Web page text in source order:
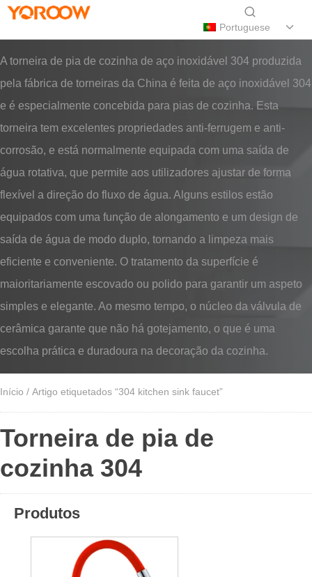
Portuguese
A torneira de pia de cozinha de aço inoxidável 304 produzida
pela fábrica de torneiras da China é feita de aço inoxidável 304
e é especialmente concebida para pias de cozinha. Esta
torneira tem excelentes propriedades anti-ferrugem e anti-
corrosão, e está normalmente equipada com uma saída de
água rotativa, que permite aos utilizadores ajustar de forma
flexível a direção do fluxo de água. Alguns estilos estão
equipados com uma função de alongamento e um design de
saída de água de modo duplo, tornando a limpeza mais
eficiente e conveniente. O tratamento da superfície é
maioritariamente escovado ou polido para garantir um aspeto
simples e elegante. Ao mesmo tempo, o núcleo da válvula de
cerâmica garante que não há gotejamento, o que é uma
escolha prática e duradoura na decoração da cozinha.
Início / Artigo etiquetados “304 kitchen sink faucet”
Torneira de pia de
cozinha 304
Produtos